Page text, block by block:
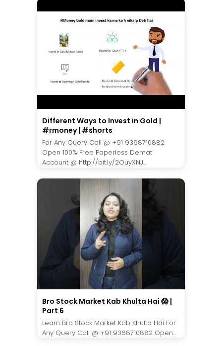
Different Ways to Invest in Gold |
#rmoney | #shorts
For Any Query Call @ +91 9368710882
Open 100% Free Paperless Demat
Account @ http://bit.ly/2OuyXNJ...
Bro Stock Market Kab Khulta Hai 😱 |
Part 6
Learn Bro Stock Market Kab Khulta Hai For
Any Query Call @ +91 9368710882 Open...